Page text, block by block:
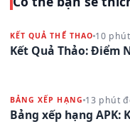
KẾT QUẢ THỂ THAO 10
Kết Quả Thảo: Điểm
BẢNG XẾP HẠNG 13 phút
Bảng xếp hạng APK: